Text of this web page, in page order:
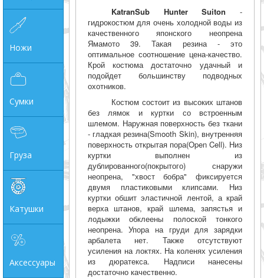
Ножи
Сумки
Груза
Катушки
Аксессуары
KatranSub Hunter Suiton -
гидрокостюм для очень холодной воды из
качественного японского неопрена
Ямамото 39. Такая резина - это
оптимальное соотношение цена-качество.
Крой костюма достаточно удачный и
подойдет большинству подводных
охотников.
Костюм состоит из высоких штанов
без лямок и куртки со встроенным
шлемом. Наружная поверхность без ткани
- гладкая резина(Smooth Skin), внутренняя
поверхность открытая пора(Open Cell). Низ
куртки выполнен из
дублированного(покрытого) снаружи
неопрена, "хвост бобра" фиксируется
двумя пластиковыми клипсами. Низ
куртки обшит эластичной лентой, а край
верха штанов, край шлема, запястья и
лодыжки обклеены полоской тонкого
неопрена. Упора на груди для зарядки
арбалета нет. Также отсутствуют
усиления на локтях. На коленях усиления
из дюратекса. Надписи нанесены
достаточно качественно.